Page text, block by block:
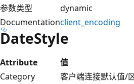
参数类型
dynamic
Documentationclient_encoding
DateStyle
Attribute
值
Category
客户端连接默认值/